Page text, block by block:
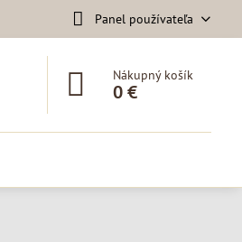
Panel používateľa
Nákupný košík
0 €